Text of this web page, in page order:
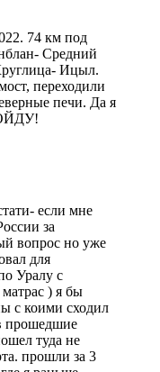
74 км под
Средний
Ицыл.
переходили
печи. Да я
если мне
за
вопрос но уже
для
Уралу с
) я бы
с коими сходил
прошедшие
туда не
прошли за 3